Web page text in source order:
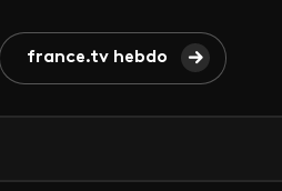
france.tv hebdo